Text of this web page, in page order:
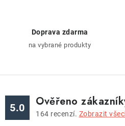
Doprava zdarma
na vybrané produkty
5.0 Ověřeno
164 recenzí. Zobrazit